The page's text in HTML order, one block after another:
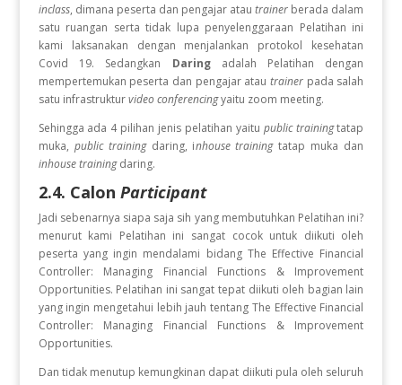
inclass, dimana peserta dan pengajar atautrainer berada dalam
satu ruangan serta tidak lupa penyelenggaraan Pelatihan ini
kami laksanakan dengan menjalankan protokol kesehatan
Covid 19. Sedangkan Daring adalah Pelatihan dengan
mempertemukan peserta dan pengajar atautrainer pada salah
satu infrastrukturvideo conferencingyaitu zoom meeting.
Sehingga ada 4 pilihan jenis pelatihan yaitu public trainingtatap
muka, public trainingdaring, inhouse trainingtatap muka dan
inhouse trainingdaring.
2.4. Calon Participant
Jadi sebenarnya siapa saja sih yang membutuhkan Pelatihan ini?
menurut kami Pelatihan ini sangat cocok untuk diikuti oleh
peserta yang ingin mendalami bidang The Effective Financial
Controller: Managing Financial Functions & Improvement
Opportunities. Pelatihan ini sangat tepat diikuti oleh bagian lain
yang ingin mengetahui lebih jauh tentang The Effective Financial
Controller: Managing Financial Functions & Improvement
Opportunities.
Dan tidak menutup kemungkinan dapat diikuti pula oleh seluruh